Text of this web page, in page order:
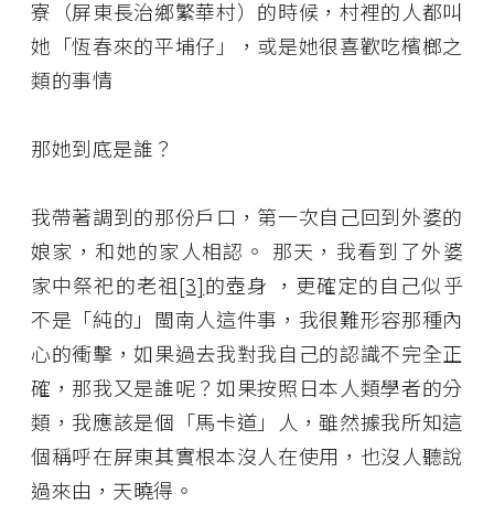
寮（屏東長治鄉繁華村）的時候，村裡的人都叫
她「恆春來的平埔仔」，或是她很喜歡吃檳榔之
類的事情
那她到底是誰？
我帶著調到的那份戶口，第一次自己回到外婆的
娘家，和她的家人相認。 那天，我看到了外婆
家中祭祀的老祖[3]的壺身 ，更確定的自己似乎
不是「純的」閩南人這件事，我很難形容那種內
心的衝擊，如果過去我對我自己的認識不完全正
確，那我又是誰呢？如果按照日本人類學者的分
類，我應該是個「馬卡道」人，雖然據我所知這
個稱呼在屏東其實根本沒人在使用，也沒人聽說
過來由，天曉得。